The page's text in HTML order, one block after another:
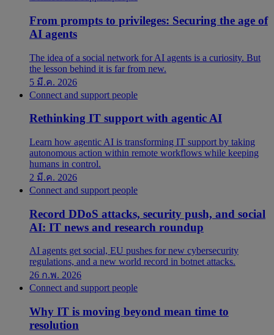
From prompts to privileges: Securing the age of
AI agents
The idea of a social network for AI agents is a curiosity. But
the lesson behind it is far from new.
5 มี.ค. 2026
Connect and support people
Rethinking IT support with agentic AI
Learn how agentic AI is transforming IT support by taking
autonomous action within remote workflows while keeping
humans in control.
2 มี.ค. 2026
Connect and support people
Record DDoS attacks, security push, and social
AI: IT news and research roundup
AI agents get social, EU pushes for new cybersecurity
regulations, and a new world record in botnet attacks.
26 ก.พ. 2026
Connect and support people
Why IT is moving beyond mean time to
resolution